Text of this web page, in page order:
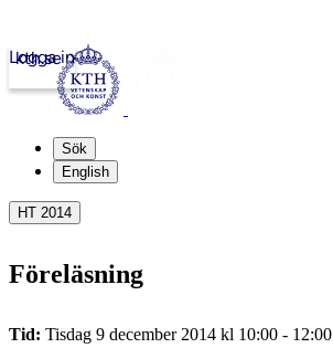
kth.se
Logga in
Sök
English
HT 2014
Föreläsning
Tid: Tisdag 9 december 2014 kl 10:00 - 12:00